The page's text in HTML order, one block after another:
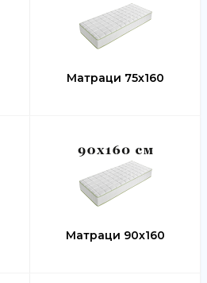
Матраци 75х160
Матраци 90х160